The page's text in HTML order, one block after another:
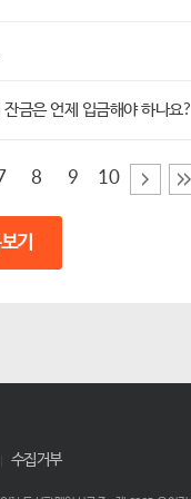
금은 언제 입금해야 하나요?
8 9 10
기
수집거부